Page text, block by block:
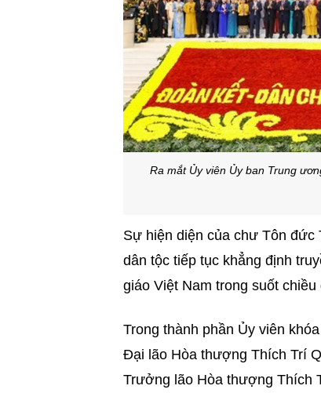
Ra mắt Ủy viên Ủy ban Trung
Sự hiện diện của chư Tôn đức
dân tộc tiếp tục khẳng định
giáo Việt Nam trong suốt
Trong thành phần Ủy viên
Đại lão Hòa thượng Thích Trí
Trưởng lão Hòa thượng Thích